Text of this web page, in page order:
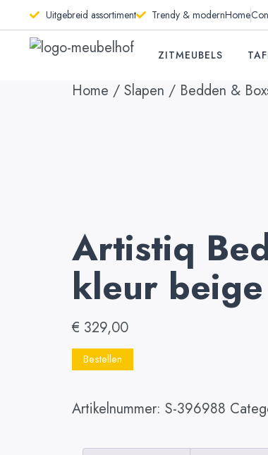
Uitgebreid assortiment Trendy & modernHome
ZITMEUBELS
Home / Slapen / Bedden &
Artistiq
kleur beige
€ 329,00
Bestellen
Artikelnummer: S-396988